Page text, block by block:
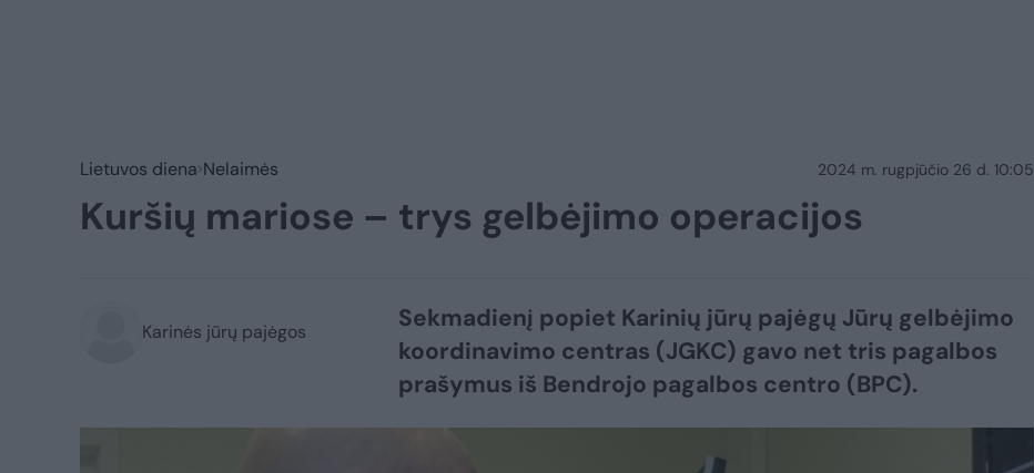
Lietuvos diena Nelaimės 2024 m. rugpjūčio 26 d. 10:05
Kuršių mariose – trys gelbėjimo operacijos
Karinės jūrų pajėgos
Sekmadienį popiet Karinių jūrų pajėgų Jūrų gelbėjimo
koordinavimo centras (JGKC) gavo net tris pagalbos
prašymus iš Bendrojo pagalbos centro (BPC).